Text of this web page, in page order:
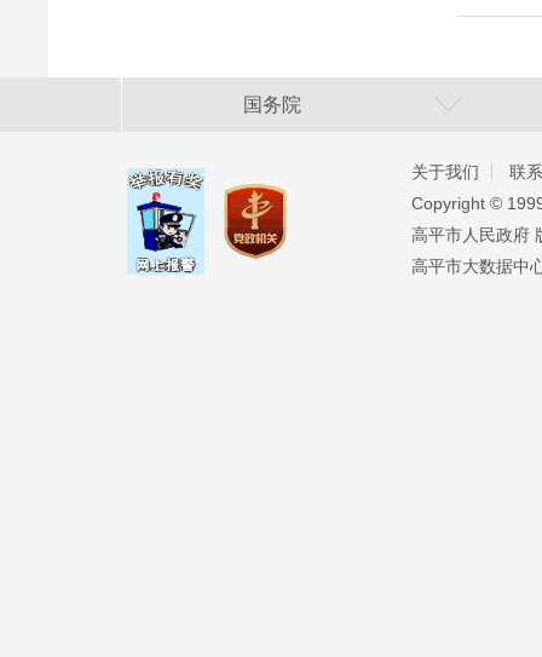
国务院
关于我们
联
Copyright ©️
高平市人民政府
高平市大数据